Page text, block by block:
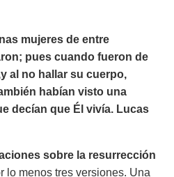
mujeres de entre
pues cuando fueron de
al no hallar su cuerpo,
habían visto una
decían que Él vivía. Lucas
sobre la resurrección
lo menos tres versiones. Una